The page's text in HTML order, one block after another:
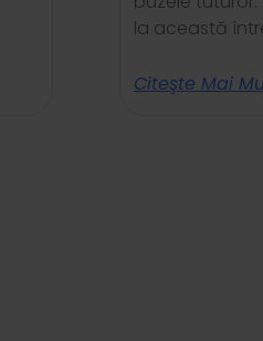
la această
Citeşte Mai